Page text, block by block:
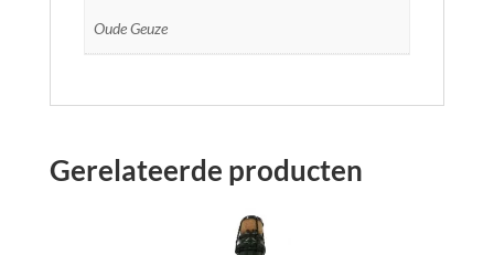
Oude Geuze
Gerelateerde producten